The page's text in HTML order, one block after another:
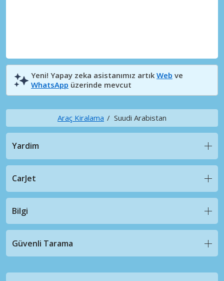
Yeni! Yapay zeka asistanımız artık Web ve
WhatsApp üzerinde mevcut
Araç Kiralama Suudi Arabistan
Yardim
CarJet
Bilgi
Güvenli Tarama